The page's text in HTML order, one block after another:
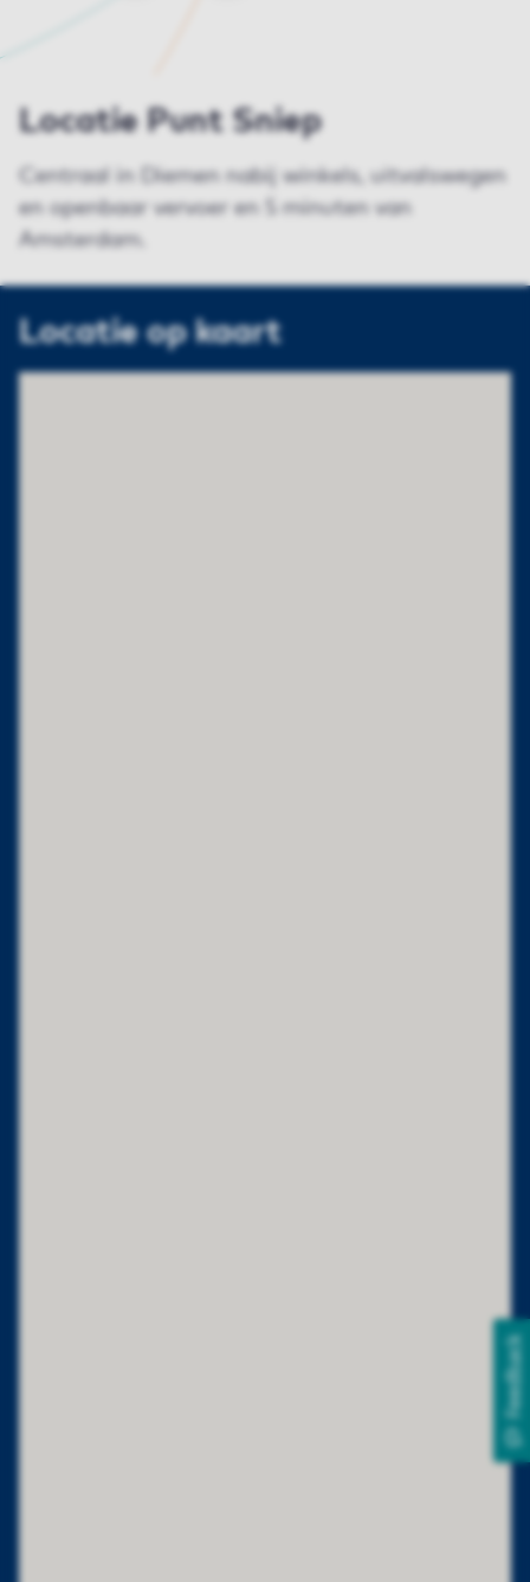
Locatie Punt Sniep
Centraal in Diemen nabij winkels, uitvalswegen
en openbaar vervoer en 5 minuten van
Amsterdam.
Locatie op kaart
Feedback